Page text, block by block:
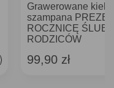
Grawerowane
szampana
ROCZNICĘ
RODZICÓW
99,90 zł